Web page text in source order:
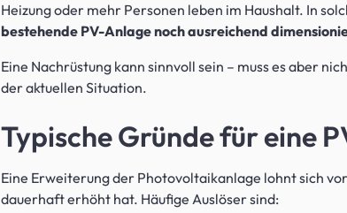
Heizung oder mehr Personen leben im Haushalt. In
bestehende PV-Anlage noch ausreichend
Eine Nachrüstung kann sinnvoll sein – muss es aber
der aktuellen Situation.
Typische Gründe für eine
Eine Erweiterung der Photovoltaikanlage lohnt sich
dauerhaft erhöht hat. Häufige Auslöser sind: